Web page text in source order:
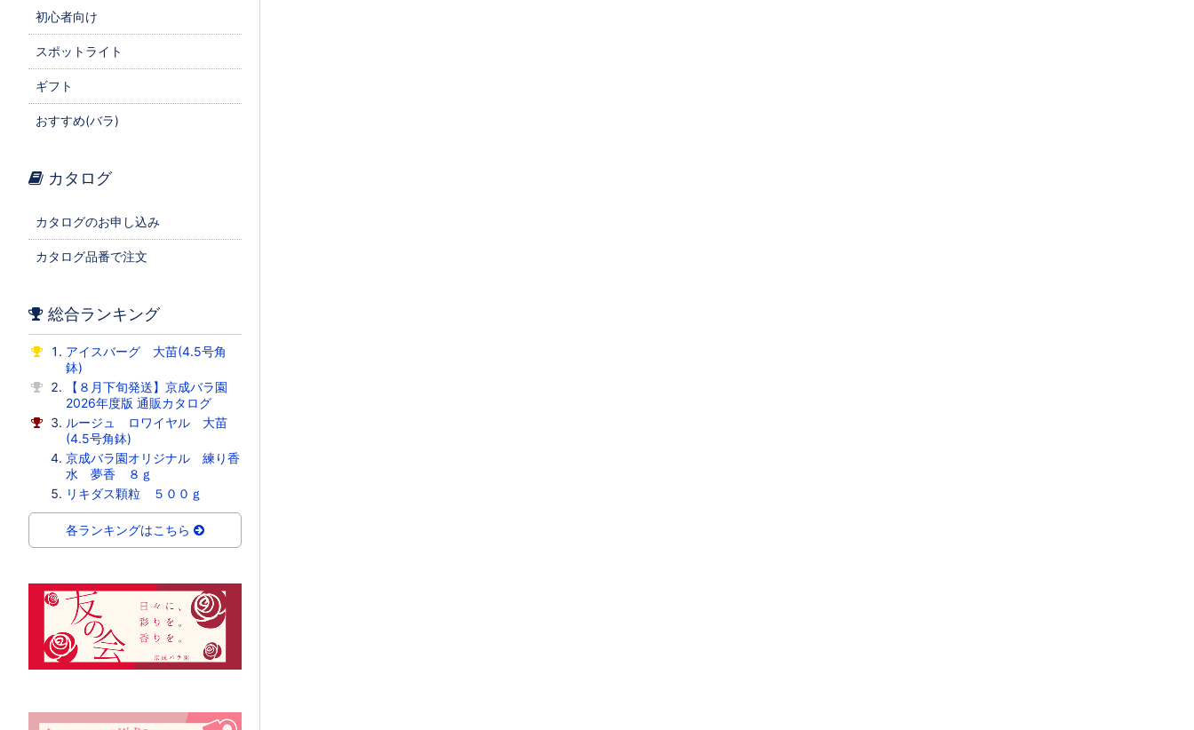
初心者向け
スポットライト
ギフト
おすすめ(バラ)
カタログ
カタログのお申し込み
カタログ品番で注文
総合ランキング
アイスバーグ 大苗(4.5号角
鉢)
【８月下旬発送】京成バラ園
2026年度版 通販カタログ
ルージュ ロワイヤル 大苗
(4.5号角鉢)
京成バラ園オリジナル 練り香
水 夢香 ８ｇ
リキダス顆粒 ５００ｇ
各ランキングはこちら